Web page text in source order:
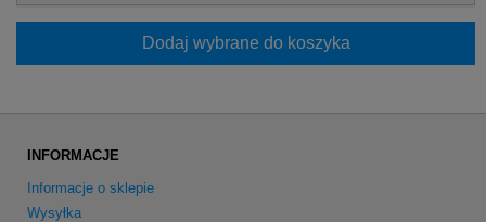
Dodaj wybrane do koszyka
INFORMACJE
Informacje o sklepie
Wysyłka